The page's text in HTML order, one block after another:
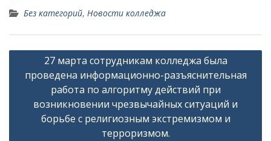
Без категорий, Новости колледжа
Навигация
записям
27 марта сотрудникам колледжа была
проведена информационно-разъяснительная
работа по алгоритму действий при
возникновении чрезвычайных ситуаций и
борьбе с религиозным экстремизмом и
терроризмом.